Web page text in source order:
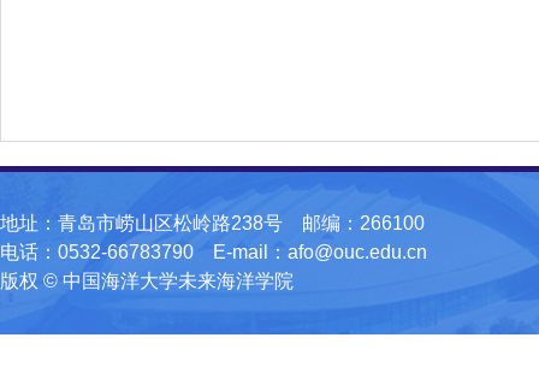
地址：青岛市崂山区松岭路238号 邮编：266100
电话：0532-66783790 E-mail：afo@ouc.edu.cn
版权 © 中国海洋大学未来海洋学院